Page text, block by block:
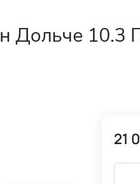
Дольче 10.3
21